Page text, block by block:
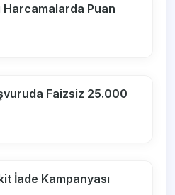
Harcamalarda Puan
Faizsiz 25.000
İade Kampanyası